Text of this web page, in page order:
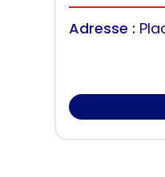
Adresse :